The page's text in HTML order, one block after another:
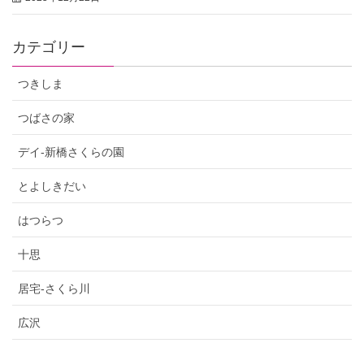
カテゴリー
つきしま
つばさの家
デイ-新橋さくらの園
とよしきだい
はつらつ
十思
居宅-さくら川
広沢